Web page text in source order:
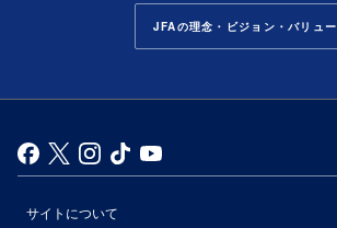
JFAの理念・ビジョン・バリュー
サイトについて